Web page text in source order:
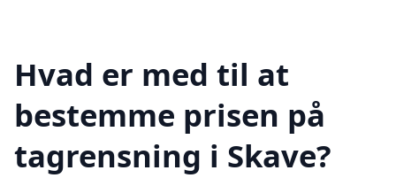
Hvad er med til at
bestemme prisen på
tagrensning i Skave?